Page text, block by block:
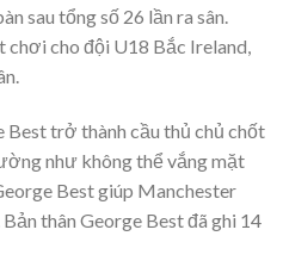
sau tổng số 26 lần ra sân.
chơi cho đội U18 Bắc Ireland,
trở thành cầu thủ chủ chốt
như không thể vắng mặt
Best giúp Manchester
thân George Best đã ghi 14